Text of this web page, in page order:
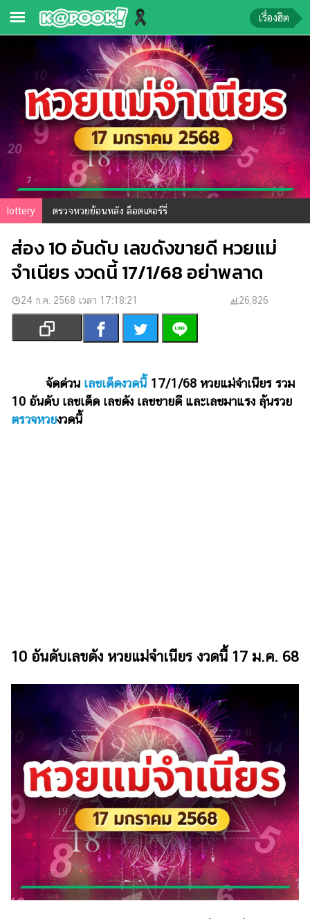
ความ
รู้
ข่าว
ข่าว
บันเทิง
ตรวจ
หวย
ผล
บอล
สด
การ
เงิน
การ
บันเทิง
รูปภาพ
ดูด
ผู้ชาย
สุขภาพ
ท่อง
เที่ยว
สูตร
อาหาร
ง่ายๆ
ช้อป
เรื่องฮิต
lottery ตรวจหวยย้อนหลัง ล็อตเตอร์รี่
ส่อง 10 อันดับ เลขดังขายดี หวยแม่
จำเนียร งวดนี้ 17/1/68 อย่าพลาด
24 ก.ค. 2568 เวลา 17:18:21 26,826
จัดด่วน เลขเด็ดงวดนี้17/1/68 หวยแม่จำเนียร รวม
10 อันดับ เลขเด็ด เลขดัง เลขขายดี และเลขมาแรง ลุ้นรวย
ตรวจหวยงวดนี้
10 อันดับเลขดัง หวยแม่จำเนียร งวดนี้ 17 ม.ค. 68